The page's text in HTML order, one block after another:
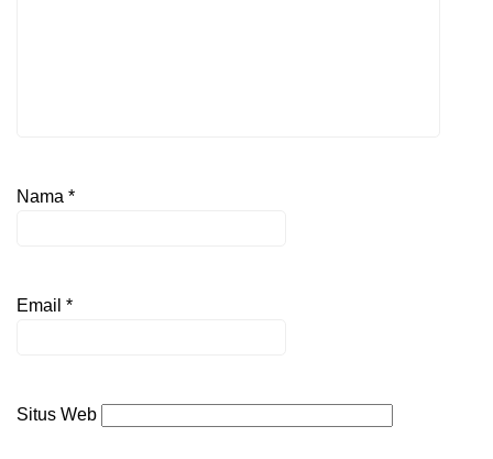
Nama *
Email *
Situs Web